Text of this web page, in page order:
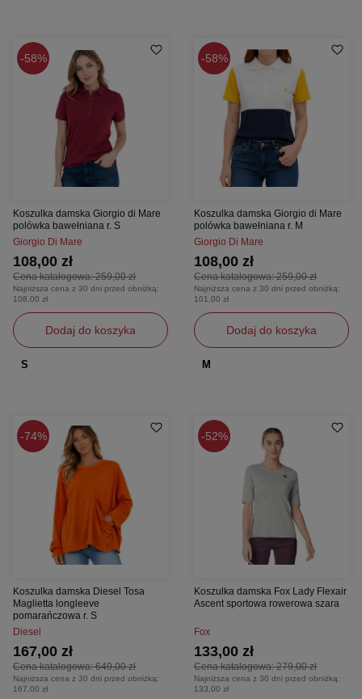
58%
Koszulka damska Giorgio di Mare
polówka bawełniana r. S
Giorgio Di Mare
Cena katalogowa:259,00 zł
108,00 zł
Najniższa cena z 30 dni przed obniżką:
108,00 zł
Dodaj do koszyka
S
58%
Koszulka damska Giorgio di Mare
polówka bawełniana r. M
Giorgio Di Mare
Cena katalogowa:259,00 zł
108,00 zł
Najniższa cena z 30 dni przed obniżką:
101,00 zł
Dodaj do koszyka
M
74%
Koszulka damska Diesel Tosa
Maglietta longleeve
pomarańczowa r. S
Diesel
Cena katalogowa:649,00 zł
167,00 zł
Najniższa cena z 30 dni przed obniżką:
167,00 zł
52%
Koszulka damska Fox Lady Flexair
Ascent sportowa rowerowa szara
Fox
Cena katalogowa:279,00 zł
133,00 zł
Najniższa cena z 30 dni przed obniżką:
133,00 zł